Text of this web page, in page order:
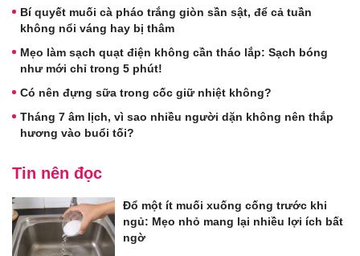
Bí quyết muối cà pháo trắng giòn sần sật, để cả tuần
không nổi váng hay bị thâm
Mẹo làm sạch quạt điện không cần tháo lắp: Sạch bóng
như mới chỉ trong 5 phút!
Có nên đựng sữa trong cốc giữ nhiệt không?
Tháng 7 âm lịch, vì sao nhiều người dặn không nên thắp
hương vào buổi tối?
Tin nên đọc
Đổ một ít muối xuống cống trước khi
ngủ: Mẹo nhỏ mang lại nhiều lợi ích bất
ngờ